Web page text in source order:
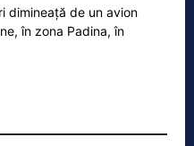
dimineață de un avion
în zona Padina, în